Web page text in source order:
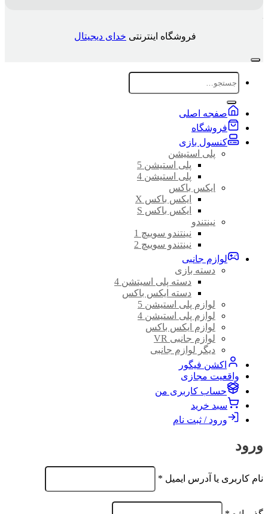
فروشگاه اینترنتی خدای دیجیتال
جستجو
برای:
صفجه اصلی
فروشگاه
کنسول بازی
پلی استیشن
پلی استیشن 5
پلی استیشن 4
ایکس باکس
ایکس باکس X
ایکس باکس S
نینتندو
نینتندو سوییچ 1
نینتندو سوییچ 2
لوازم جانبی
دسته بازی
دسته پلی اسیتشن 4
دسته ایکس باکس
لوازم پلی استیشن 5
لوازم پلی استیشن 4
لوازم ایکس باکس
لوازم جانبی VR
دیگر لوازم جانبی
اکشن فیگور
واقعیت مجازی
حساب کاربری من
سبد خرید
ورود / ثبت نام
ورود
نام کاربری یا آدرس ایمیل *
الزامی
الزامی